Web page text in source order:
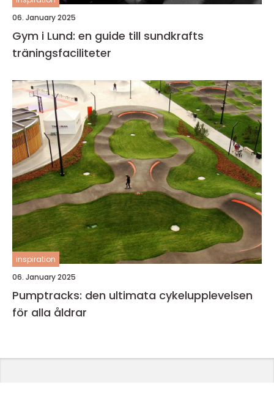
06. January 2025
Gym i Lund: en guide till sundkrafts
träningsfaciliteter
inspiration
06. January 2025
Pumptracks: den ultimata cykelupplevelsen
för alla åldrar